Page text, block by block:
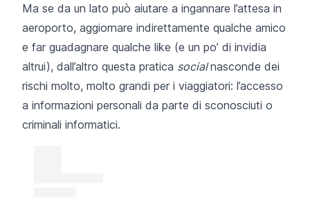
Ma se da un lato può aiutare a ingannare l’attesa in
aeroporto, aggiornare indirettamente qualche amico
e far guadagnare qualche like (e un po’ di invidia
altrui), dall’altro questa pratica socialnasconde dei
rischi molto, molto grandi per i viaggiatori: l’accesso
a informazioni personali da parte di sconosciuti o
criminali informatici.